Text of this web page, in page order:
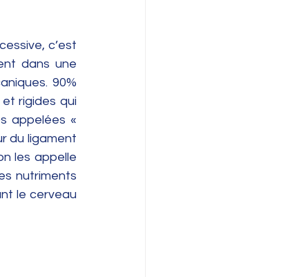
c’est
dans une
90%
rigides qui
appelées «
du ligament
les appelle
nutriments
le cerveau